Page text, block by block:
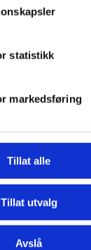
statistikk
markedsføring
Tillat alle
Tillat utvalg
Avslå